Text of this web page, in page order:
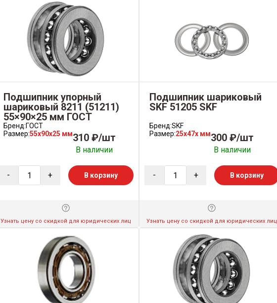
Подшипник упорный
шариковый 8211 (51211)
55×90×25 мм ГОСТ
Бренд:ГОСТ
Размер:55x90x25 мм310 ₽/шт
В наличии
- + В корзину
Узнать цену со скидкой для юридических лиц
Подшипник шариковый
SKF 51205 SKF
Бренд:SKF
Размер:25x47x мм300 ₽/шт
В наличии
- + В корзину
Узнать цену со скидкой для юридических лиц